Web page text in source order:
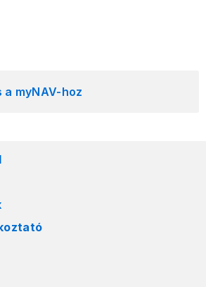
a myNAV-hoz